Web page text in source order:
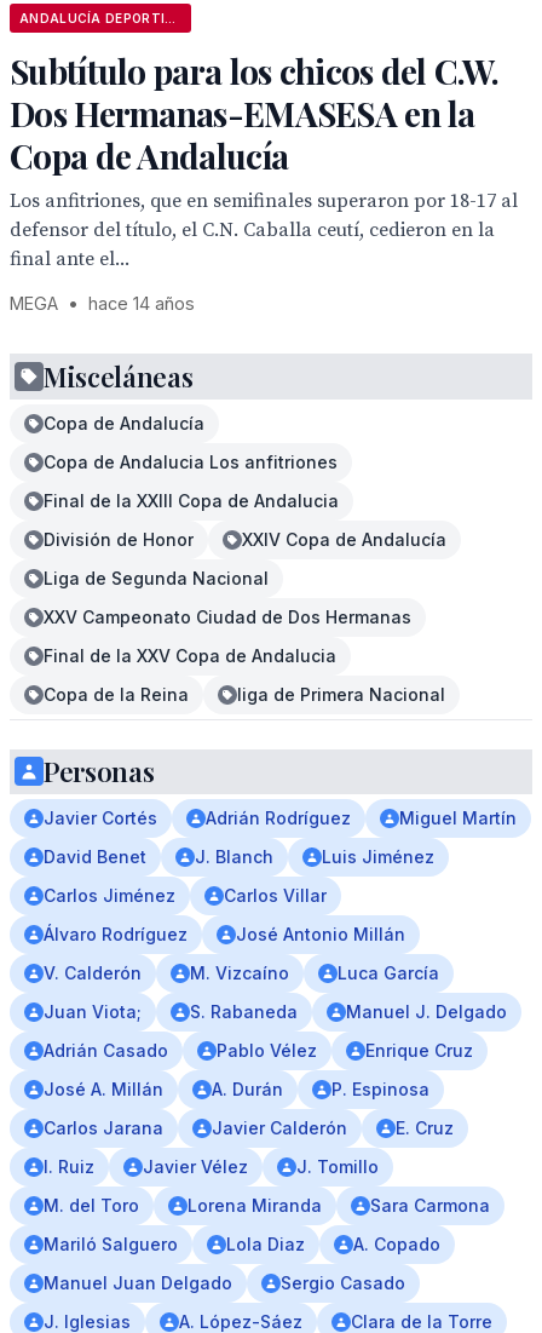
Subtítulo para los chicos del C.W.
Dos Hermanas-EMASESA en la
Copa de Andalucía
Los anfitriones, que en semifinales superaron por 18-17 al
defensor del título, el C.N. Caballa ceutí, cedieron en la
final ante el...
MEGA • hace 14 años
Misceláneas
Copa de Andalucía
Copa de Andalucia Los anfitriones
Final de la XXIII Copa de Andalucia
División de Honor
XXIV Copa de Andalucía
Liga de Segunda Nacional
XXV Campeonato Ciudad de Dos Hermanas
Final de la XXV Copa de Andalucia
Copa de la Reina
liga de Primera Nacional
Personas
Javier Cortés Adrián Rodríguez
Miguel Martín
David Benet
J. Blanch
Luis Jiménez
Carlos Jiménez
Carlos Villar
Álvaro Rodríguez
José Antonio Millán
V. Calderón
M. Vizcaíno
Luca García
Juan Viota;
S. Rabaneda
Manuel J. Delgado
Adrián Casado
Pablo Vélez
Enrique Cruz
José A. Millán
A. Durán
P. Espinosa
Carlos Jarana
Javier Calderón
E. Cruz
I. Ruiz
Javier Vélez
J. Tomillo
M. del Toro
Lorena Miranda
Sara Carmona
Mariló Salguero
Lola Diaz
A. Copado
Manuel Juan Delgado
Sergio Casado
J. Iglesias
A. López-Sáez
Clara de la Torre